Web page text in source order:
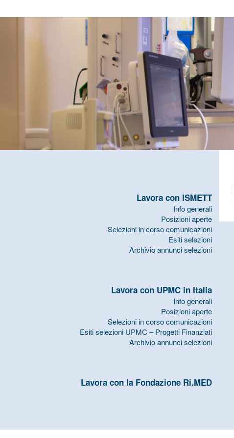
Lavora con ISMETT
Info generali
Posizioni aperte
Selezioni in corso comunicazioni
Esiti selezioni
Archivio annunci selezioni
Lavora con UPMC in Italia
Info generali
Posizioni aperte
Selezioni in corso comunicazioni
Esiti selezioni UPMC – Progetti Finanziati
Archivio annunci selezioni
Lavora con la Fondazione Ri.MED